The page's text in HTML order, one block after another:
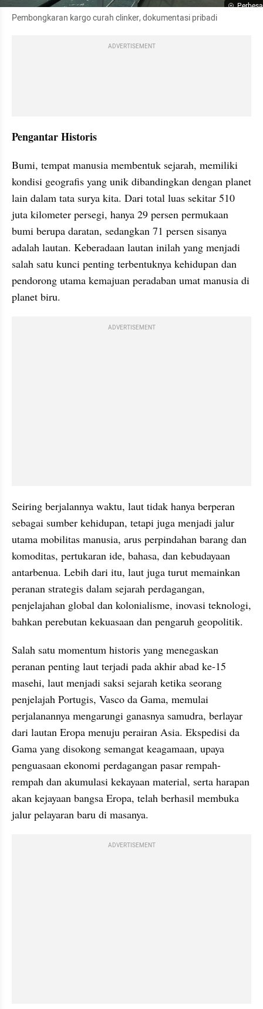
Pembongkaran kargo curah clinker, dokumentasi pribadi
ADVERTISEMENT
Pengantar Historis
Bumi, tempat manusia membentuk sejarah, memiliki
kondisi geografis yang unik dibandingkan dengan planet
lain dalam tata surya kita. Dari total luas sekitar 510
juta kilometer persegi, hanya 29 persen permukaan
bumi berupa daratan, sedangkan 71 persen sisanya
adalah lautan. Keberadaan lautan inilah yang menjadi
salah satu kunci penting terbentuknya kehidupan dan
pendorong utama kemajuan peradaban umat manusia di
planet biru.
ADVERTISEMENT
Seiring berjalannya waktu, laut tidak hanya berperan
sebagai sumber kehidupan, tetapi juga menjadi jalur
utama mobilitas manusia, arus perpindahan barang dan
komoditas, pertukaran ide, bahasa, dan kebudayaan
antarbenua. Lebih dari itu, laut juga turut memainkan
peranan strategis dalam sejarah perdagangan,
penjelajahan global dan kolonialisme, inovasi teknologi,
bahkan perebutan kekuasaan dan pengaruh geopolitik.
Salah satu momentum historis yang menegaskan
peranan penting laut terjadi pada akhir abad ke-15
masehi, laut menjadi saksi sejarah ketika seorang
penjelajah Portugis, Vasco da Gama, memulai
perjalanannya mengarungi ganasnya samudra, berlayar
dari lautan Eropa menuju perairan Asia. Ekspedisi da
Gama yang disokong semangat keagamaan, upaya
penguasaan ekonomi perdagangan pasar rempah-
rempah dan akumulasi kekayaan material, serta harapan
akan kejayaan bangsa Eropa, telah berhasil membuka
jalur pelayaran baru di masanya.
ADVERTISEMENT